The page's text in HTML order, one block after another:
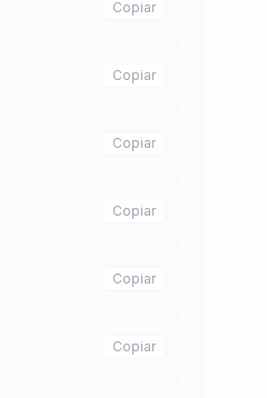
Copiar
Copiar
Copiar
Copiar
Copiar
Copiar